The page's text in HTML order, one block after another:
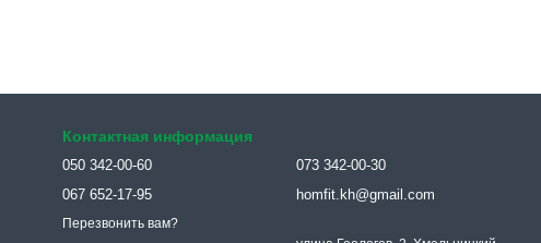
Контактная информация
050 342-00-60
067 652-17-95
Перезвонить вам?
073 342-00-30
homfit.kh@gmail.com